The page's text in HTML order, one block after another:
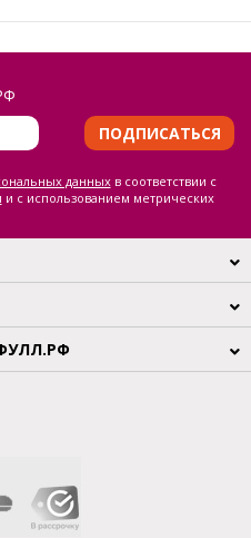
ПОДПИСАТЬСЯ
данныхв соответствии с
и с использованием метрических